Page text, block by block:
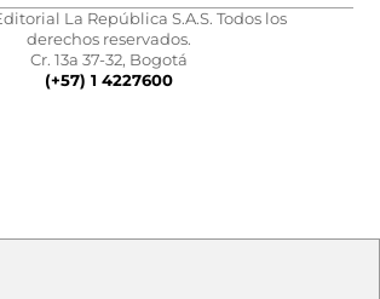
La República S.A.S. Todos los
derechos reservados.
Cr. 13a 37-32, Bogotá
(+57) 1 4227600